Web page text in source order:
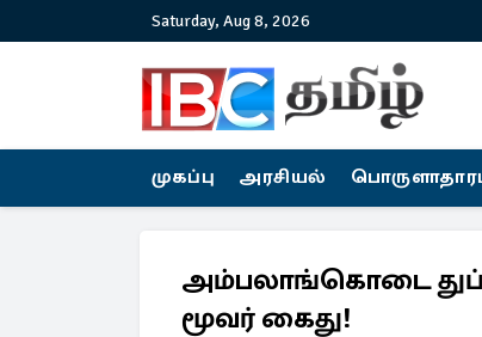
Saturday, Aug 8, 2026
முகப்பு அரசியல்
அம்பலாங்கொடை
மூவர் கைது!